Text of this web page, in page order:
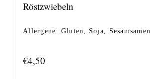
Röstzwiebeln
Allergene: Gluten, Soja, Sesamsamen
€4,50